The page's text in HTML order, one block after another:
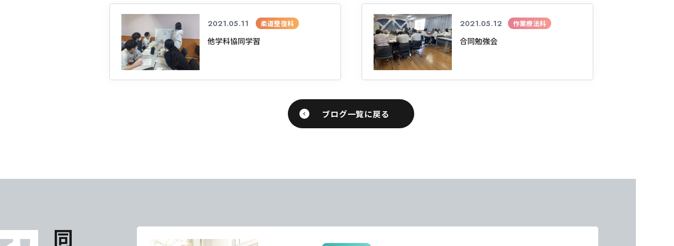
2021.05.11 柔道整復科
他学科協同学習
2021.05.12 作業療法科
合同勉強会
ブログ一覧に戻る
東海医療科学
専門学校
東海歯科医療 東海医療工学
CLOSE
東海医療科学
専門学校
東海歯科医療 東海医療工学
CLOSE
東海医療科学
専門学校
東海歯科医療 東海医療工学
CLOSE
東海医療科学
専門学校
東海歯科医療 東海医療工学
CLOSE